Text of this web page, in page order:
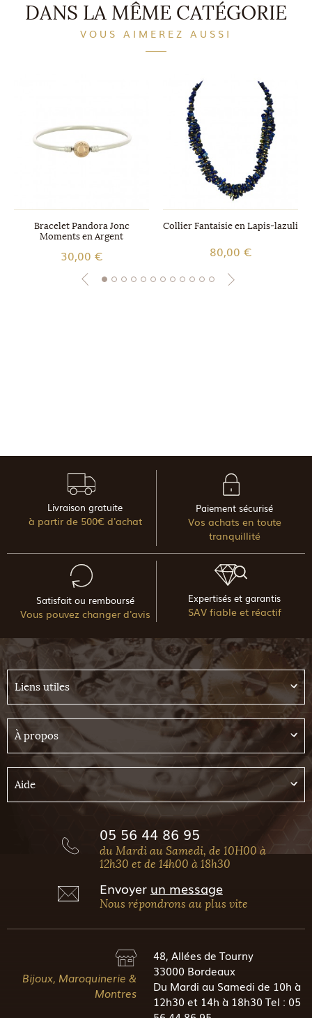
DANS LA MÊME CATÉGORIE
VOUS AIMEREZ AUSSI
Bracelet Pandora Jonc
Moments en Argent
30,00 €
Collier Fantaisie en Lapis-lazuli
80,00 €
Livraison gratuite
à partir de 500€ d'achat
Paiement sécurisé
Vos achats en toute
tranquillité
Satisfait ou remboursé
Vous pouvez changer d'avis
Expertisés et garantis
SAV fiable et réactif
Liens utiles
À propos
Aide
05 56 44 86 95
du Mardi au Samedi, de 10H00 à
12h30 et de 14h00 à 18h30
Envoyer un message
Nous répondrons au plus vite
Bijoux, Maroquinerie &
Montres
48, Allées de Tourny
33000 Bordeaux
Du Mardi au Samedi de 10h à
12h30 et 14h à 18h30 Tel : 05